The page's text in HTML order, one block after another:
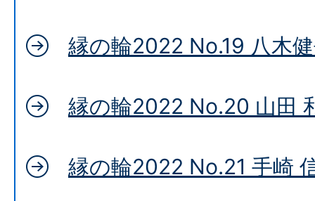
縁の輪2022 No.19 八木
縁の輪2022 No.20 山田
縁の輪2022 No.21 手崎